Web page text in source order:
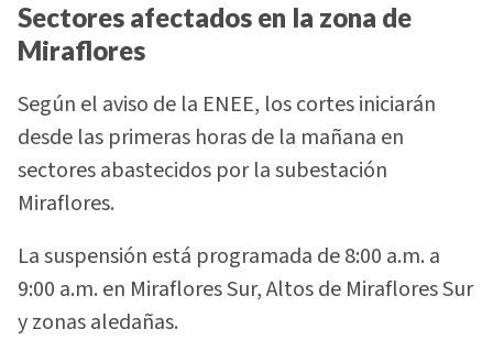
Sectores afectados en la zona de
Miraflores
Según el aviso de la ENEE, los cortes iniciarán
desde las primeras horas de la mañana en
sectores abastecidos por la subestación
Miraflores.
La suspensión está programada de 8:00 a.m. a
9:00 a.m. en Miraflores Sur, Altos de Miraflores Sur
y zonas aledañas.